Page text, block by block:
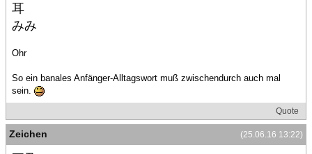
耳
みみ
Ohr
So ein banales Anfänger-Alltagswort muß zwischendurch auch mal
sein.
Quote
(25.06.16 13:22)
Zeichen